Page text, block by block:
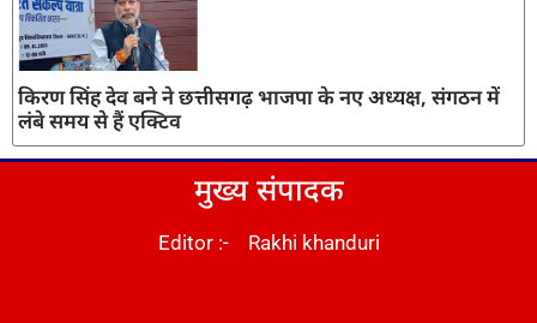
किरण सिंह देव बने ने छत्तीसगढ़ भाजपा के नए अध्यक्ष, संगठन में
लंबे समय से हैं एक्टिव
मुख्य संपादक
Editor :- Rakhi khanduri